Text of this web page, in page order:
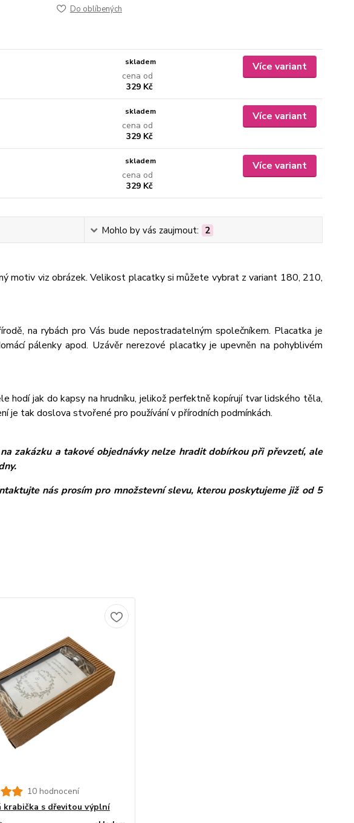
Do oblíbených
cena od
329 Kč
skladem Více variant
cena od
329 Kč
skladem Více variant
cena od
329 Kč
skladem Více variant
Mohlo by vás zaujmout: 2
motiv viz obrázek. Velikost placatky si můžete vybrat z variant 180, 210,
na rybách pro Vás bude nepostradatelným společníkem. Placatka je
pálenky apod. Uzávěr nerezové placatky je upevněn na pohyblivém
jak do kapsy na hrudníku, jelikož perfektně kopírují tvar lidského těla,
je tak doslova stvořené pro používání v přírodních podmínkách.
zakázku a takové objednávky nelze hradit dobírkou při převzetí, ale
nás prosím pro množstevní slevu, kterou poskytujeme již od 5
10 hodnocení
krabička s dřevitou výplní